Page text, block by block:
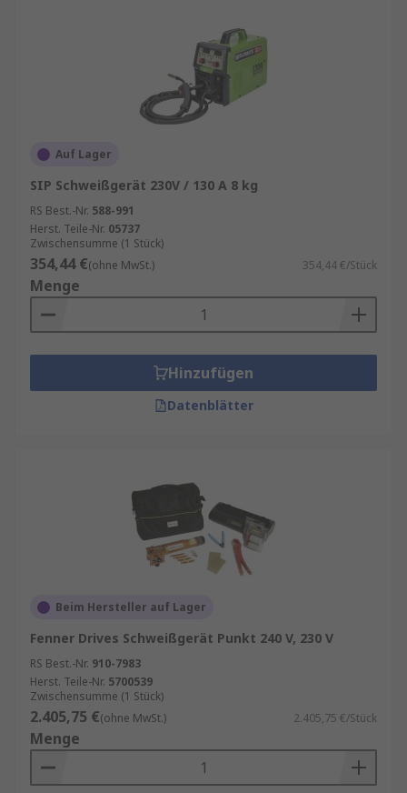
Auf Lager
SIP Schweißgerät 230V / 130 A 8 kg
RS Best.-Nr. 588-991
Herst. Teile-Nr. 05737
Zwischensumme (1 Stück)
354,44 €(ohne MwSt.) 354,44 €/Stück
Menge
Hinzufügen
Datenblätter
Beim Hersteller auf Lager
Fenner Drives Schweißgerät Punkt 240 V, 230 V
RS Best.-Nr. 910-7983
Herst. Teile-Nr. 5700539
Zwischensumme (1 Stück)
2.405,75 €(ohne MwSt.) 2.405,75 €/Stück
Menge